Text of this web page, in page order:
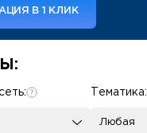
В 1 КЛИК
Тематика:
Любая